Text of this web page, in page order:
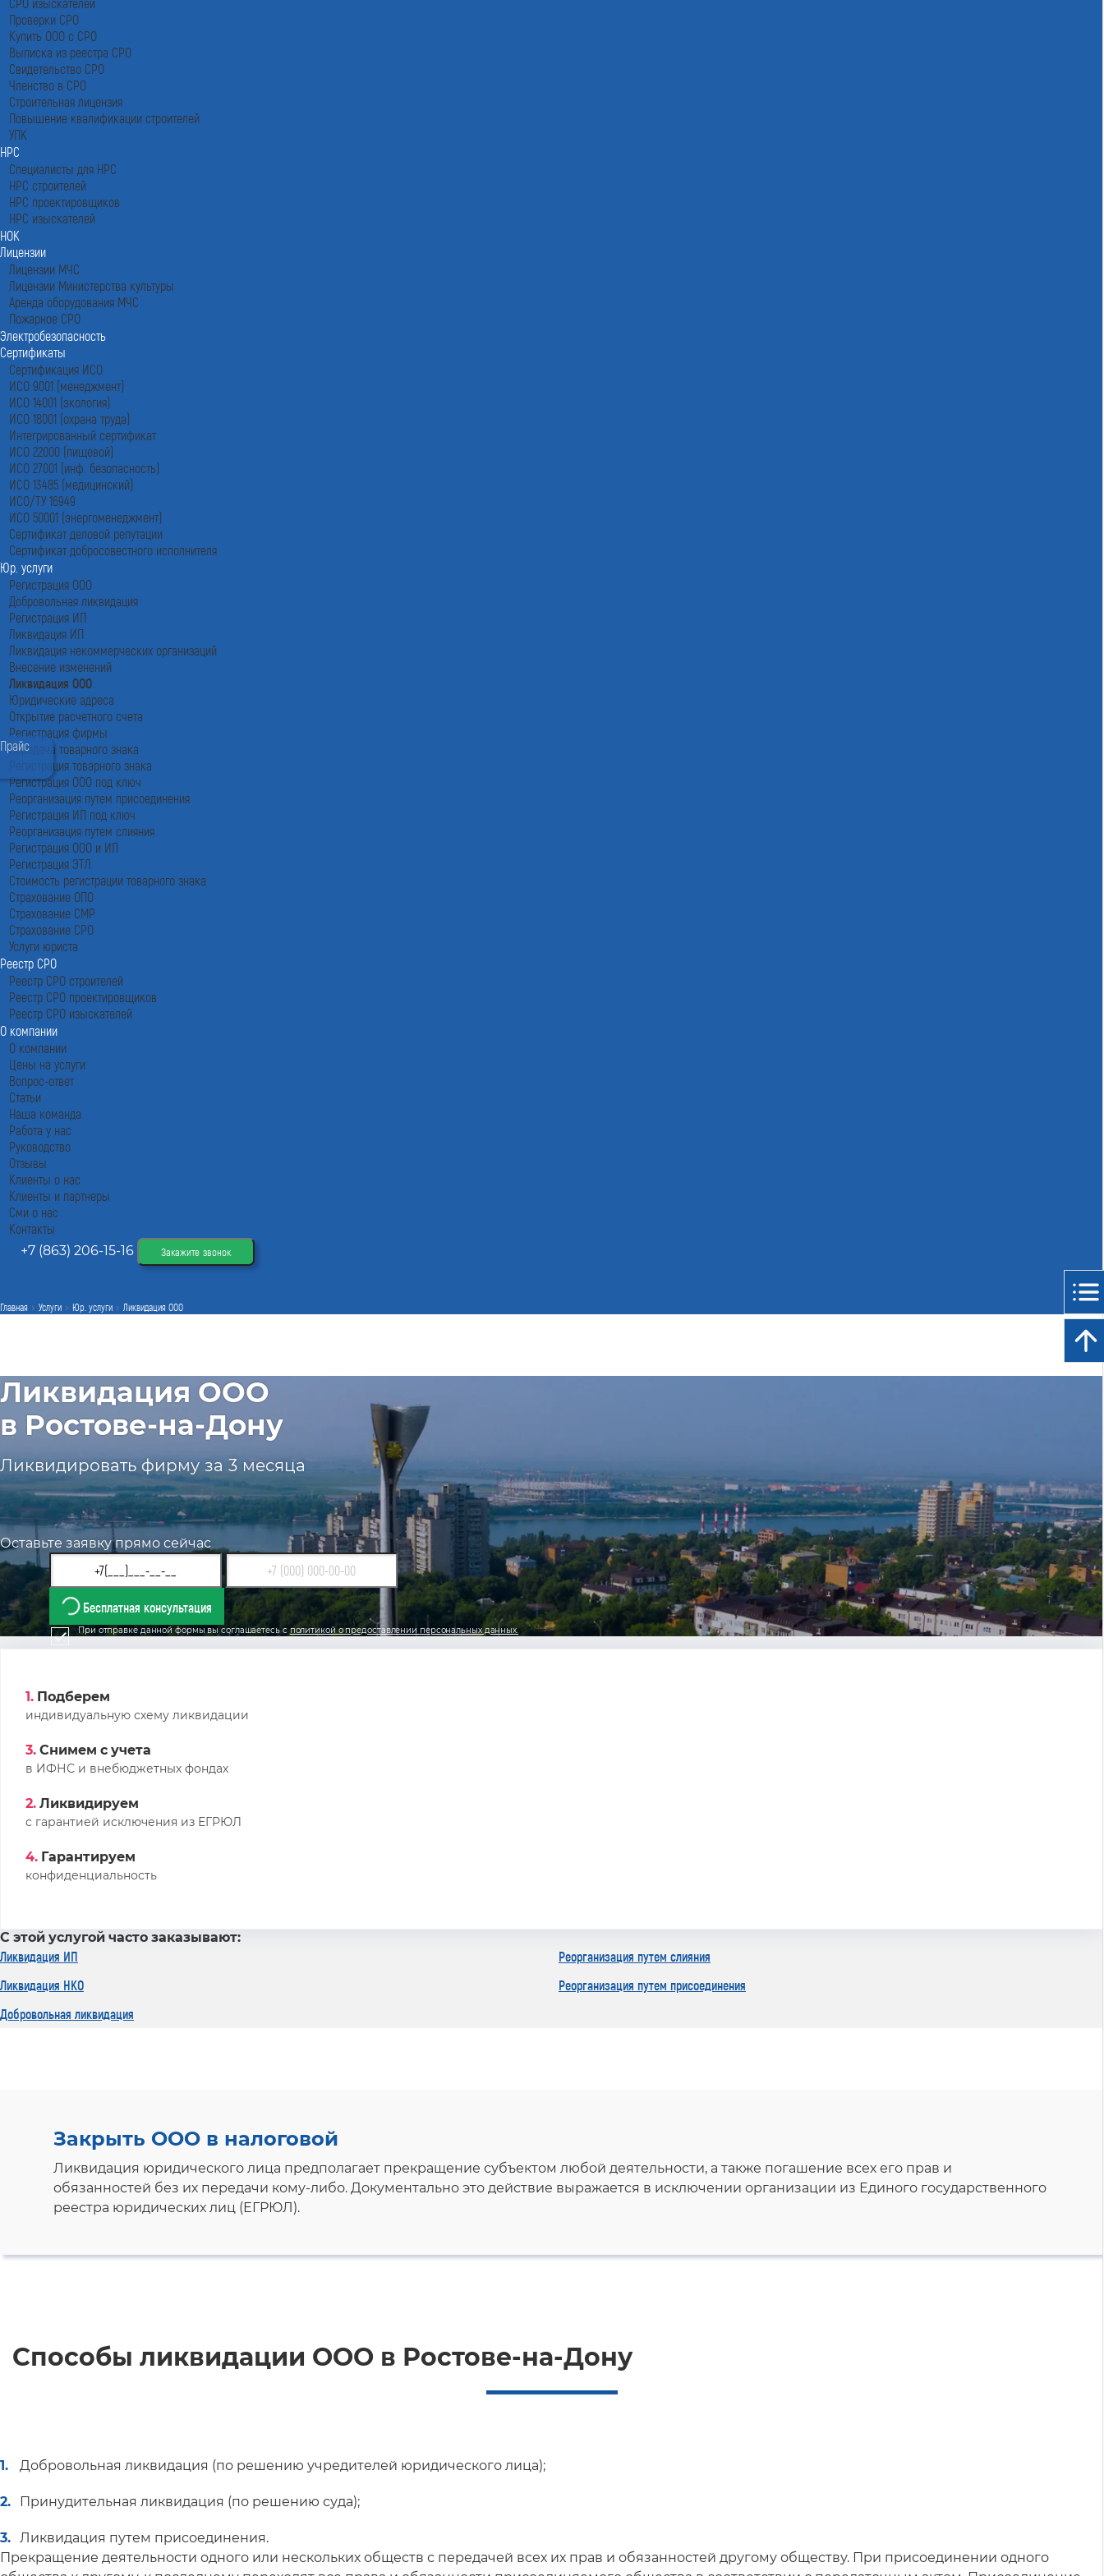
Проверки СРО
Купить ООО с СРО
Выписка из реестра СРО
Свидетельство СРО
Членство в СРО
Строительная лицензия
Повышение квалификации строителей
УПК
НРС
Специалисты для НРС
НРС строителей
НРС проектировщиков
НРС изыскателей
НОК
Лицензии
Лицензии МЧС
Лицензии Министерства культуры
Аренда оборудования МЧС
Пожарное СРО
Электробезопасность
Сертификаты
Сертификация ИСО
ИСО 9001 (менеджмент)
ИСО 14001 (экология)
ИСО 18001 (охрана труда)
Интегрированный сертификат
ИСО 22000 (пищевой)
ИСО 27001 (инф. безопасность)
ИСО 13485 (медицинский)
ИСО/ТУ 16949
ИСО 50001 (энергоменеджмент)
Сертификат деловой репутации
Сертификат добросовестного исполнителя
Юр. услуги
Регистрация ООО
Добровольная ликвидация
Регистрация ИП
Ликвидация ИП
Ликвидация некоммерческих организаций
Внесение изменений
Ликвидация ООО
Юридические адреса
Открытие расчетного счета
Регистрация фирмы
Передача товарного знака
Регистрация товарного знака
Регистрация ООО под ключ
Реорганизация путем присоединения
Регистрация ИП под ключ
Реорганизация путем слияния
Регистрация ООО и ИП
Регистрация ЭТЛ
Стоимость регистрации товарного знака
Страхование ОПО
Страхование СМР
Страхование СРО
Услуги юриста
Реестр СРО
Реестр СРО строителей
Реестр СРО проектировщиков
Реестр СРО изыскателей
О компании
О компании
Цены на услуги
Вопрос-ответ
Статьи
Наша команда
Работа у нас
Руководство
Отзывы
Клиенты о нас
Клиенты и партнеры
Сми о нас
Контакты
+7 (863) 206-15-16
Закажите звонок
Главная Услуги Юр. услуги Ликвидация ООО
Ликвидация ООО
в Ростове-на-Дону
Ликвидировать фирму за 3 месяца
Оставьте заявку прямо сейчас
Бесплатная консультация
При отправке данной формы вы соглашаетесь с политикой о предоставлении персональных данных.
1. Подберем
индивидуальную схему ликвидации
3. Снимем с учета
в ИФНС и внебюджетных фондах
2. Ликвидируем
с гарантией исключения из ЕГРЮЛ
4. Гарантируем
конфиденциальность
С этой услугой часто заказывают:
Ликвидация ИП
Ликвидация НКО
Добровольная ликвидация
Реорганизация путем слияния
Реорганизация путем присоединения
Закрыть ООО в налоговой
Ликвидация юридического лица предполагает прекращение субъектом любой деятельности, а также погашение всех его прав и
обязанностей без их передачи кому-либо. Документально это действие выражается в исключении организации из Единого государственного
реестра юридических лиц (ЕГРЮЛ).
Способы ликвидации ООО в Ростове-на-Дону
Добровольная ликвидация (по решению учредителей юридического лица);
Принудительная ликвидация (по решению суда);
Ликвидация путем присоединения.
Прекращение деятельности одного или нескольких обществ с передачей всех их прав и обязанностей другому обществу. При присоединении одного
Прайс